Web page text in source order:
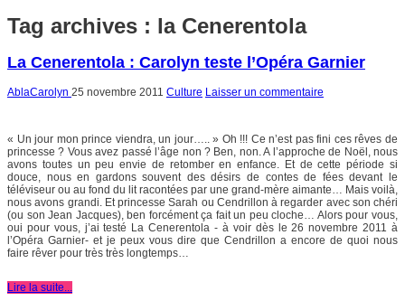
Tag archives : la Cenerentola
La Cenerentola : Carolyn teste l’Opéra Garnier
AblaCarolyn 25 novembre 2011 Culture Laisser un commentaire
« Un jour mon prince viendra, un jour….. » Oh !!! Ce n’est pas fini ces rêves de
princesse ? Vous avez passé l’âge non ? Ben, non. A l’approche de Noël, nous
avons toutes un peu envie de retomber en enfance. Et de cette période si
douce, nous en gardons souvent des désirs de contes de fées devant le
téléviseur ou au fond du lit racontées par une grand-mère aimante… Mais voilà,
nous avons grandi. Et princesse Sarah ou Cendrillon à regarder avec son chéri
(ou son Jean Jacques), ben forcément ça fait un peu cloche… Alors pour vous,
oui pour vous, j’ai testé La Cenerentola - à voir dès le 26 novembre 2011 à
l’Opéra Garnier- et je peux vous dire que Cendrillon a encore de quoi nous
faire rêver pour très très longtemps…
Lire la suite...